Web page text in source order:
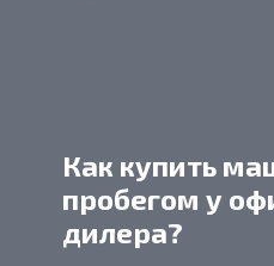
Как купить
пробегом у
дилера?